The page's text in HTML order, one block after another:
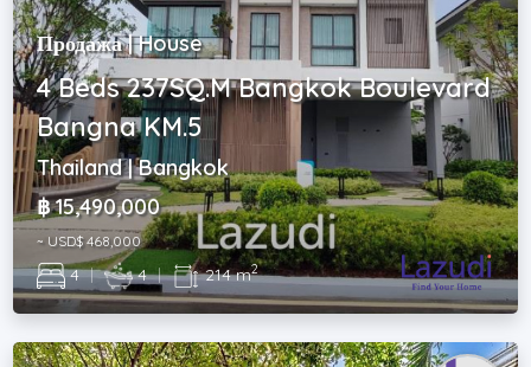
Продажа | House
4 Beds 237SQ.M Bangkok Boulevard
Bangna KM.5
Thailand | Bangkok
฿ 15,490,000
~ USD$ 468,000
4 | 4 | 214 m2